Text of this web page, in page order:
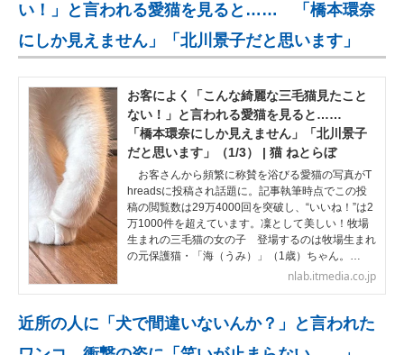
い！」と言われる愛猫を見ると…… 「橋本環奈
にしか見えません」「北川景子だと思います」
お客によく「こんな綺麗な三毛猫見たこと
ない！」と言われる愛猫を見ると……
「橋本環奈にしか見えません」「北川景子
だと思います」（1/3） | 猫 ねとらぼ
お客さんから頻繁に称賛を浴びる愛猫の写真がT
hreadsに投稿され話題に。記事執筆時点でこの投
稿の閲覧数は29万4000回を突破し、“いいね！”は2
万1000件を超えています。凜として美しい！牧場
生まれの三毛猫の女の子 登場するのは牧場生まれ
の元保護猫・「海（うみ）」（1歳）ちゃん。…
nlab.itmedia.co.jp
近所の人に「犬で間違いないんか？」と言われた